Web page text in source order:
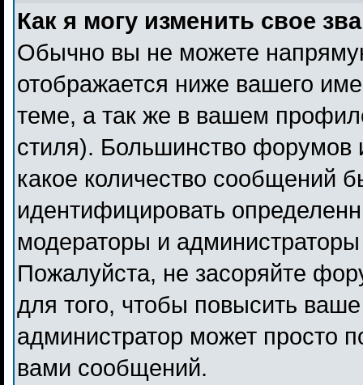
Как я могу изменить свое
Обычно вы не можете
отображается ниже вашего
теме, а так же в вашем
стиля). Большинство форумов
какое количество сообщений
идентифицировать
модераторы и
Пожалуйста, не засоряйте
для того, чтобы повысить
администратор может просто
вами сообщений.